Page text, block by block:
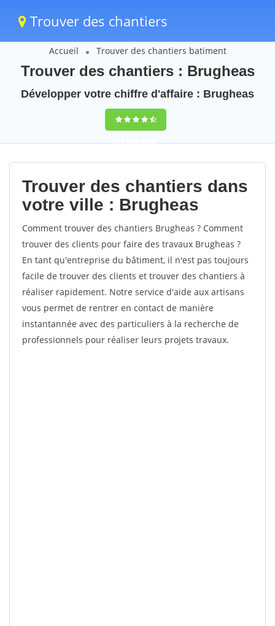
Trouver des chantiers
Accueil Trouver des chantiers batiment
Trouver des chantiers : Brugheas
Développer votre chiffre d'affaire : Brugheas
9,5(100%)62
votes
Trouver des chantiers dans
votre ville : Brugheas
Comment trouver des chantiers Brugheas ? Comment
trouver des clients pour faire des travaux Brugheas ?
En tant qu'entreprise du bâtiment, il n'est pas toujours
facile de trouver des clients et trouver des chantiers à
réaliser rapidement. Notre service d'aide aux artisans
vous permet de rentrer en contact de manière
instantannée avec des particuliers à la recherche de
professionnels pour réaliser leurs projets travaux.